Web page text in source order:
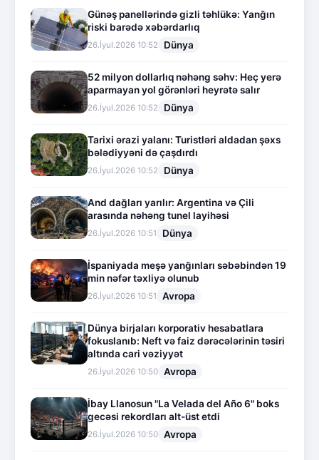
Günəş panellərində gizli təhlükə: Yanğın
riski barədə xəbərdarlıq
26.İyul.2026 10:52 Dünya
52 milyon dollarlıq nəhəng səhv: Heç yerə
aparmayan yol görənləri heyrətə salır
26.İyul.2026 10:52 Dünya
Tarixi ərazi yalanı: Turistləri aldadan şəxs
bələdiyyəni də çaşdırdı
26.İyul.2026 10:52 Dünya
And dağları yarılır: Argentina və Çili
arasında nəhəng tunel layihəsi
26.İyul.2026 10:51 Dünya
İspaniyada meşə yanğınları səbəbindən 19
min nəfər təxliyə olunub
26.İyul.2026 10:51 Avropa
Dünya birjaları korporativ hesabatlara
fokuslanıb: Neft və faiz dərəcələrinin təsiri
altında cari vəziyyət
26.İyul.2026 10:50 Avropa
İbay Llanosun "La Velada del Año 6" boks
gecəsi rekordları alt-üst etdi
26.İyul.2026 10:50 Avropa